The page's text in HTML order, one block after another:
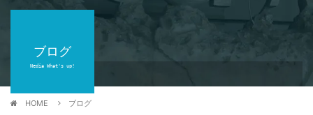
ブログ
Nedia What's up!
HOME ブログ